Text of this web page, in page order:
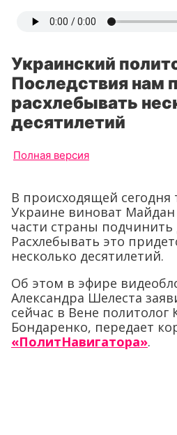
Украинский
Последствия нам
расхлебывать
десятилетий
Полная версия
В происходящей сегодня
Украине виноват
части страны подчинить
Расхлебывать это
несколько десятилетий.
Об этом в эфире
Александра Шелеста
сейчас в Вене политолог
Бондаренко, передает
«ПолитНавигатора».